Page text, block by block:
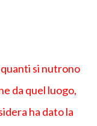
si nutrono
da quel luogo,
ha dato la